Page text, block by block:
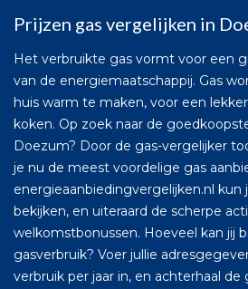
Prijzen gas vergelijken in
Het verbruikte gas vormt voor een
van de energiemaatschappij. Gas
huis warm te maken, voor een
koken. Op zoek naar de
Doezum? Door de gas-vergelijker
je nu de meest voordelige gas
energieaanbiedingvergelijken.nl kun
bekijken, en uiteraard de scherpe
welkomstbonussen. Hoeveel kan jij
gasverbruik? Voer jullie
verbruik per jaar in, en achterhaal